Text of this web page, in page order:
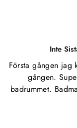
Inte
Första gången jag
gången.
badrummet.